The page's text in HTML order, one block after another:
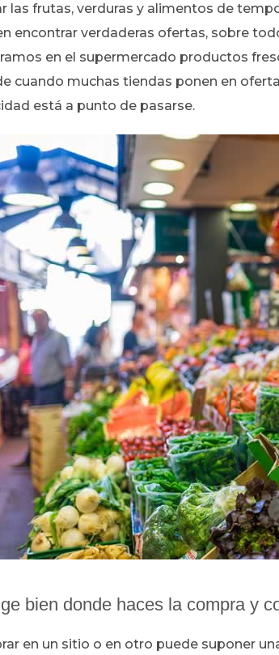
las frutas, verduras y alimentos de
encontrar verdaderas ofertas, sobre
en el supermercado productos
cuando muchas tiendas ponen en
está a punto de pasarse.
bien donde haces la compra y
en un sitio o en otro puede suponer